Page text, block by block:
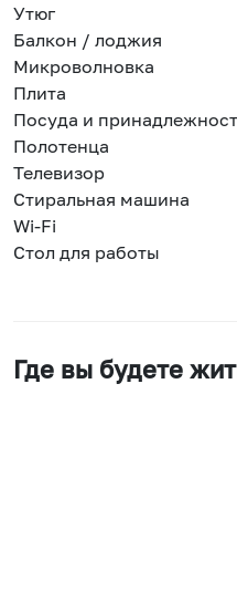
Утюг
Балкон / лоджия
Микроволновка
Плита
Посуда и
Полотенца
Телевизор
Стиральная машина
Wi-Fi
Стол для работы
Где вы будете